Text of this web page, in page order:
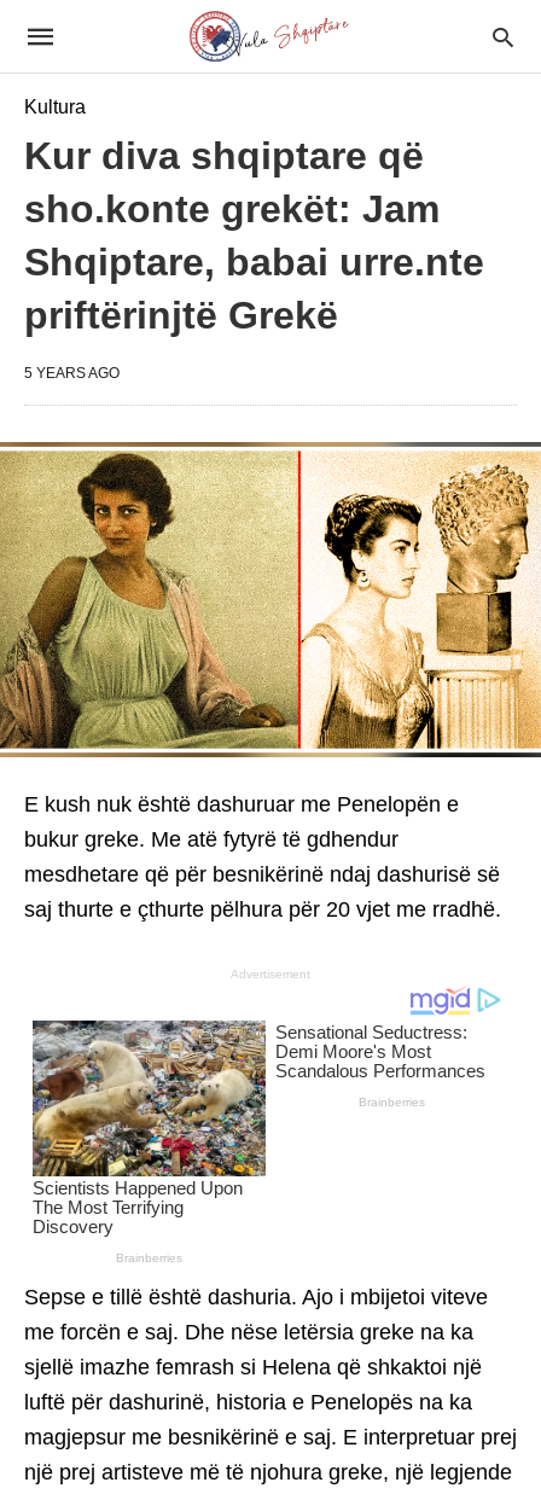
Kultura
Kur diva shqiptare që
sho.konte grekët: Jam
Shqiptare, babai urre.nte
priftërinjtë Grekë
5 YEARS AGO
E kush nuk është dashuruar me Penelopën e
bukur greke. Me atë fytyrë të gdhendur
mesdhetare që për besnikërinë ndaj dashurisë së
saj thurte e çthurte pëlhura për 20 vjet me rradhë.
Advertisement
Sepse e tillë është dashuria. Ajo i mbijetoi viteve
me forcën e saj. Dhe nëse letërsia greke na ka
sjellë imazhe femrash si Helena që shkaktoi një
luftë për dashurinë, historia e Penelopës na ka
magjepsur me besnikërinë e saj. E interpretuar prej
një prej artisteve më të njohura greke, një legjende